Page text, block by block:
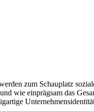
zum Schauplatz
wie einprägsam das